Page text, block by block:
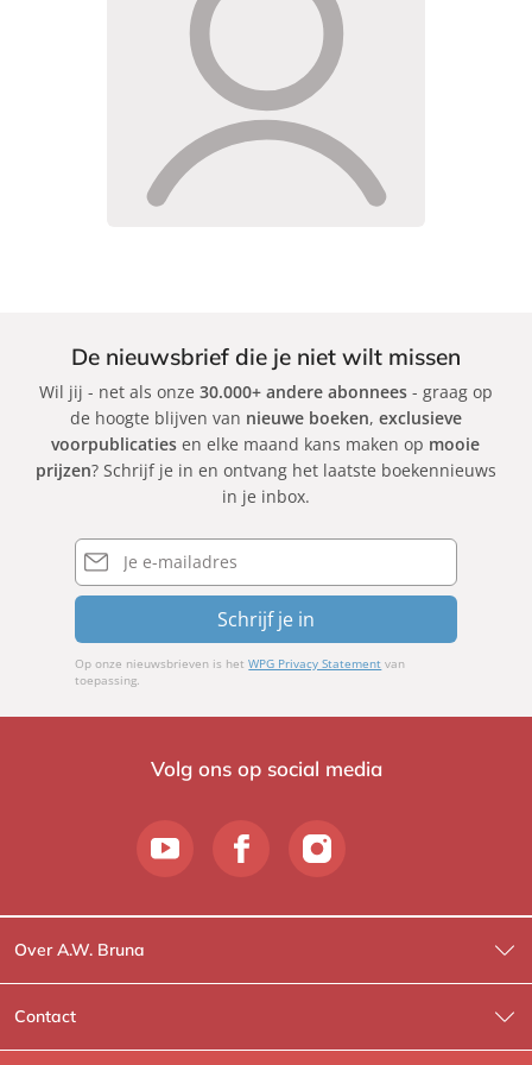
De nieuwsbrief die je niet wilt missen
Wil jij - net als onze 30.000+ andere abonnees- graag op
de hoogte blijven van nieuwe boeken, exclusieve
voorpublicaties en elke maand kans maken op mooie
prijzen? Schrijf je in en ontvang het laatste boekennieuws
in je inbox.
E-
mailadres
Schrijf je in
Op onze nieuwsbrieven is hetWPG Privacy Statement van
toepassing.
Volg ons op social media
Over A.W. Bruna
Wat wij doen
Wie is Wie?
Contact
Contactinformatie